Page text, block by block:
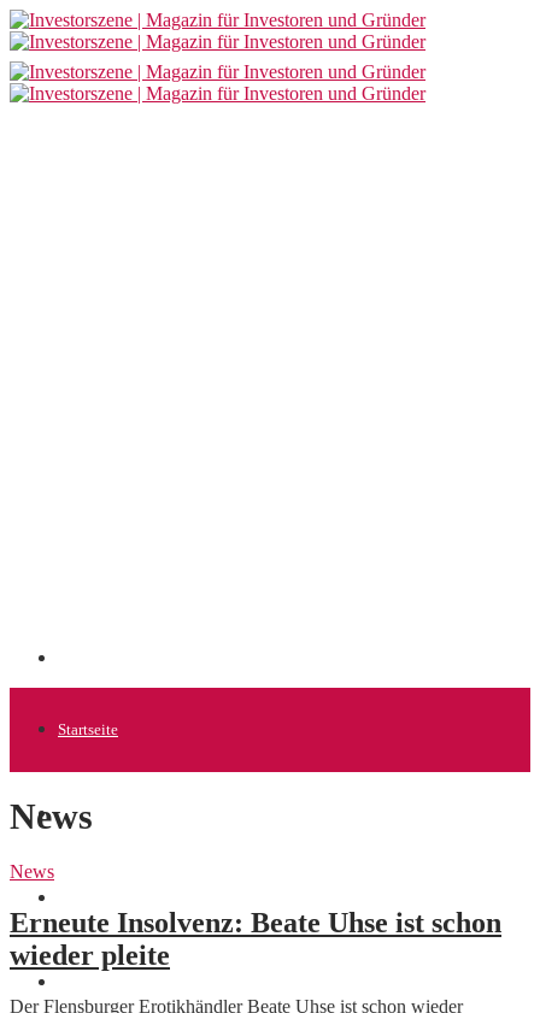
Startseite
Allgemein
News
News
Erneute Insolvenz: Beate Uhse ist schon
wieder pleite
Der Flensburger Erotikhändler Beate Uhse ist schon wieder